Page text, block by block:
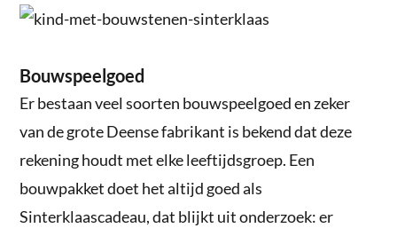
Bouwspeelgoed
Er bestaan veel soorten bouwspeelgoed en zeker
van de grote Deense fabrikant is bekend dat deze
rekening houdt met elke leeftijdsgroep. Een
bouwpakket doet het altijd goed als
Sinterklaascadeau, dat blijkt uit onderzoek: er